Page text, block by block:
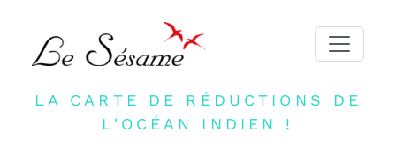
ACCUEIL
LA CARTE DE RÉDUCTIONS DE
L'OCÉAN INDIEN !